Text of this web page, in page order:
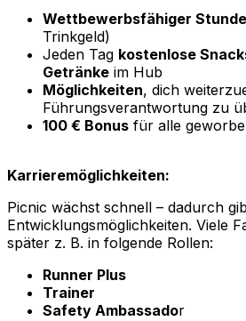
Wettbewerbsfähiger
Trinkgeld)
Jeden Tag kostenlose
Getränke im Hub
Möglichkeiten, dich
Führungsverantwortung zu
100 € Bonus für alle
Karrieremöglichkeiten:
Picnic wächst schnell – dadurch
Entwicklungsmöglichkeiten. Viele
später z. B. in folgende Rollen:
Runner Plus
Trainer
Safety Ambassador